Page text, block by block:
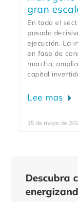
gran
En todo el
pasado
ejecución. La
en fase de
marcha,
capital
Lee mas
15 de mayo de
Descubra